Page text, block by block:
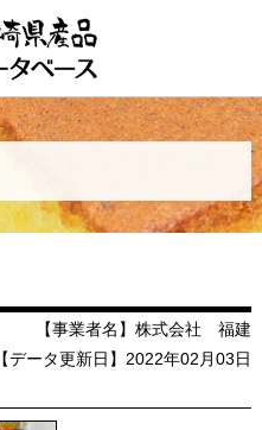
【事業者名】株式会社 福建
【データ更新日】2022年02月03日